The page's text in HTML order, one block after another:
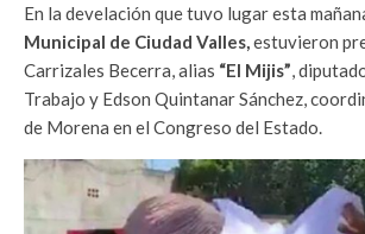
En la develación que tuvo lugar esta
Municipal de Ciudad Valles,estuvieron
Carrizales Becerra, alias “El Mijis”,
Trabajo y Edson Quintanar Sánchez,
de Morena en el Congreso del Estado.